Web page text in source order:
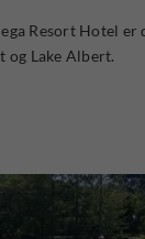
Resort Hotel er
og Lake Albert.